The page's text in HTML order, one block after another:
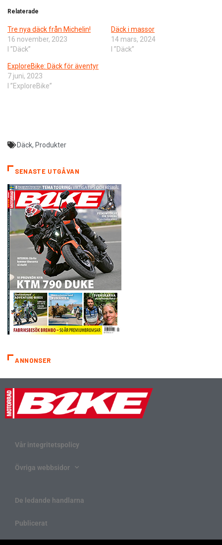
Relaterade
Tre nya däck från Michelin!
16 november, 2023
I ”Däck”
Däck i massor
14 mars, 2024
I ”Däck”
ExploreBike: Däck för äventyr
7 juni, 2023
I ”ExploreBike”
Däck, Produkter
SENASTE UTGÅVAN
ANNONSER
Vår integritetspolicy
Övriga webbsidor
De ledande handlarna
Publicerat